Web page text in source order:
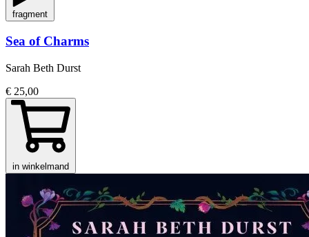
fragment
Sea of Charms
Sarah Beth Durst
€ 25,00
in winkelmand